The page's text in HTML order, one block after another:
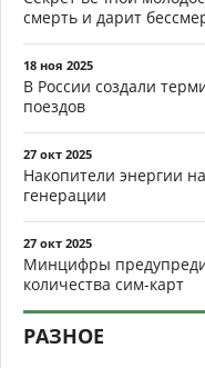
смерть и дарит
18 ноя 2025
В России создали
поездов
27 окт 2025
Накопители энергии
генерации
27 окт 2025
Минцифры
количества сим-карт
РАЗНОЕ